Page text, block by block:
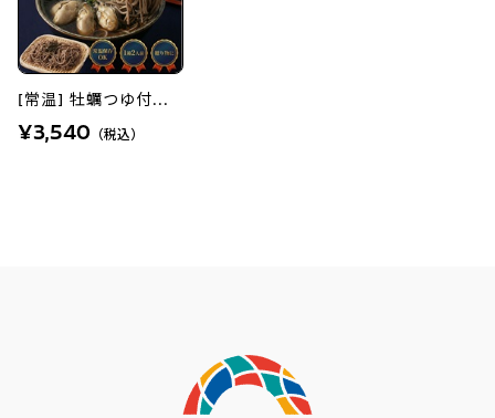
[常温] 牡蠣つゆ付...
¥3,540 （税込）